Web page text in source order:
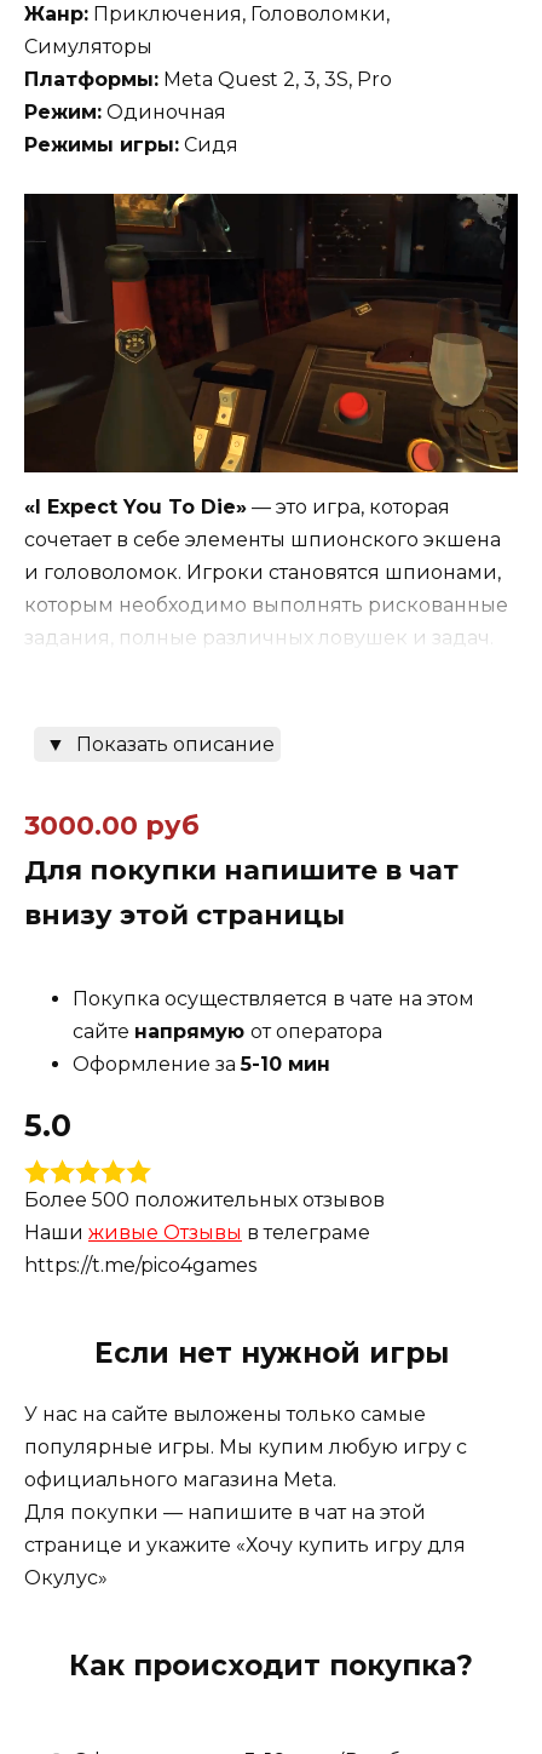
Жанр: Приключения, Головоломки,
Симуляторы
Платформы: Meta Quest 2, 3, 3S, Pro
Режим: Одиночная
Режимы игры: Сидя
«I Expect You To Die» — это игра, которая
сочетает в себе элементы шпионского экшена
и головоломок. Игроки становятся шпионами,
которым необходимо выполнять рискованные
задания, полные различных ловушек и задач.
Игрокам предстоит активно использовать
сталкиваются с множеством головоломок,
должна избегать смертоносных ловушек и
привести их к неудаче.
Использование различных предметов и
инструментов добавляет элемент
разнообразия и позволяет проявить
«I Expect You To Die» предлагает
захватывающий опыт, где напряжение
сочетается с юмором, создавая уникальную
атмосферу. Игра отличается яркой и стильной
графикой, а звуковые эффекты подчеркивают
головоломок и приключений, требующих
быстрой реакции и нестандартного мышления.
«I Expect You To Die» предоставляет
возможность испытать свои навыки в сложных
и разнообразных ситуациях, акцентируя
внимание на умении находить оригинальные
▼ Показать описание
3000.00 руб
Для покупки напишите в чат
внизу этой страницы
Покупка осуществляется в чате на этом
сайте напрямую от оператора
Оформление за5-10 мин
5.0
Более 500 положительных отзывов
Наши живые Отзывы в телеграме
https://t.me/pico4games
Если нет нужной игры
У нас на сайте выложены только самые
популярные игры. Мы купим любую игру с
официального магазина Meta.
Для покупки — напишите в чат на этой
странице и укажите «Хочу купить игру для
Окулус»
Как происходит покупка?